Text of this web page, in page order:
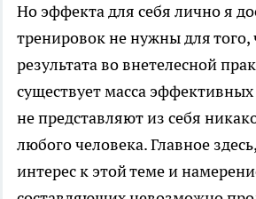
Но эффекта для себя лично я
тренировок не нужны для того,
результата во внетелесной
существует масса
не представляют из себя
любого человека. Главное
интерес к этой теме и